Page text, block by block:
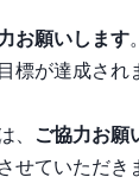
お願いします
標が達成され
、 ご協力お願
せていただき